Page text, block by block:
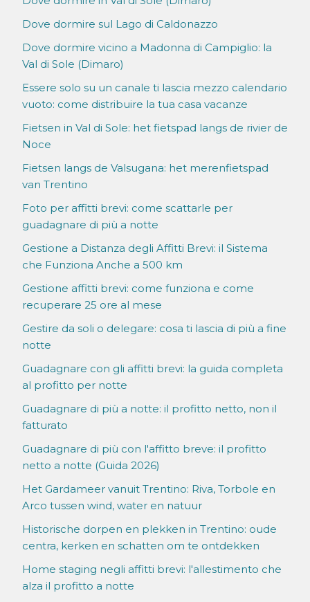
Dove dormire sul Lago di Caldonazzo
Dove dormire vicino a Madonna di Campiglio: la
Val di Sole (Dimaro)
Essere solo su un canale ti lascia mezzo calendario
vuoto: come distribuire la tua casa vacanze
Fietsen in Val di Sole: het fietspad langs de rivier de
Noce
Fietsen langs de Valsugana: het merenfietspad
van Trentino
Foto per affitti brevi: come scattarle per
guadagnare di più a notte
Gestione a Distanza degli Affitti Brevi: il Sistema
che Funziona Anche a 500 km
Gestione affitti brevi: come funziona e come
recuperare 25 ore al mese
Gestire da soli o delegare: cosa ti lascia di più a fine
notte
Guadagnare con gli affitti brevi: la guida completa
al profitto per notte
Guadagnare di più a notte: il profitto netto, non il
fatturato
Guadagnare di più con l'affitto breve: il profitto
netto a notte (Guida 2026)
Het Gardameer vanuit Trentino: Riva, Torbole en
Arco tussen wind, water en natuur
Historische dorpen en plekken in Trentino: oude
centra, kerken en schatten om te ontdekken
Home staging negli affitti brevi: l'allestimento che
alza il profitto a notte